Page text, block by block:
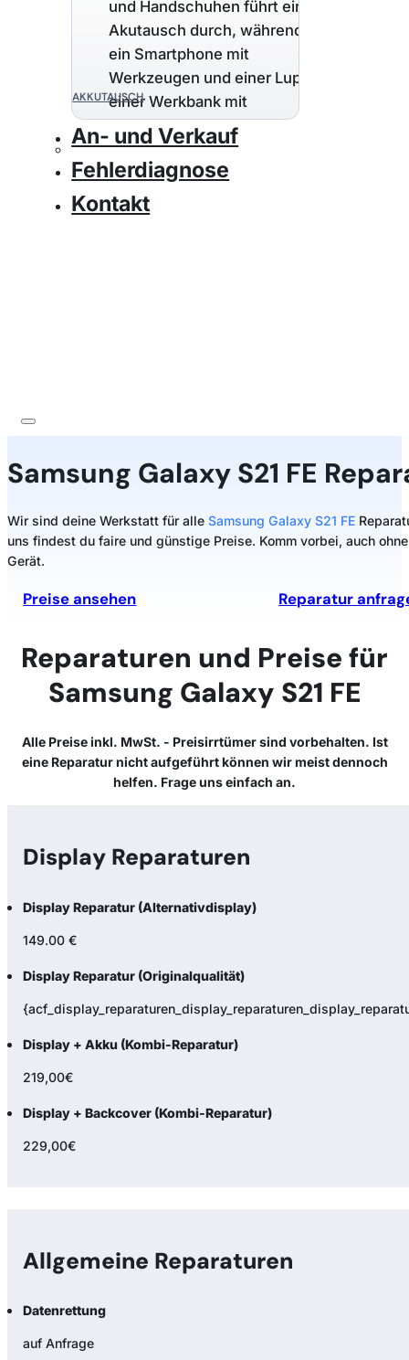
AKKUTAUSCH
An- und Verkauf
Fehlerdiagnose
Kontakt
Samsung Galaxy S21 FE
Wir sind deine Werkstatt für alle Samsung Galaxy S21 FE
uns findest du faire und günstige Preise. Komm vorbei, auch
Gerät.
Preise ansehen Reparatur
Reparaturen und Preise für
Samsung Galaxy S21 FE
Alle Preise inkl. MwSt. - Preisirrtümer sind vorbehalten. Ist
eine Reparatur nicht aufgeführt können wir meist dennoch
helfen. Frage uns einfach an.
Display Reparaturen
Display Reparatur (Alternativdisplay)
149.00 €
Display Reparatur (Originalqualität)
Display + Akku (Kombi-Reparatur)
219,00€
Display + Backcover (Kombi-Reparatur)
229,00€
Allgemeine Reparaturen
Datenrettung
auf Anfrage